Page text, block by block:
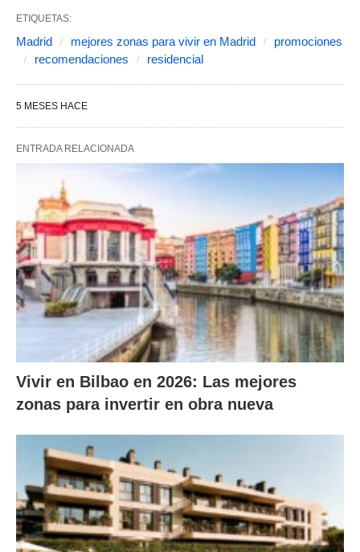
ETIQUETAS:
Madrid mejores zonas para vivir en Madrid
promociones
recomendaciones
residencial
5 MESES HACE
ENTRADA RELACIONADA
Vivir en Bilbao en 2026: Las mejores
zonas para invertir en obra nueva